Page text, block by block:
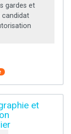
gardes et
candidat
et